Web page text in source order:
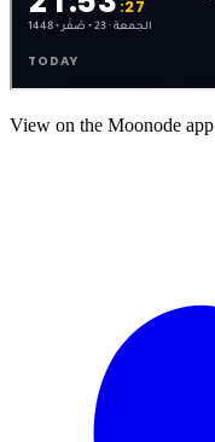
View on the Moonode app